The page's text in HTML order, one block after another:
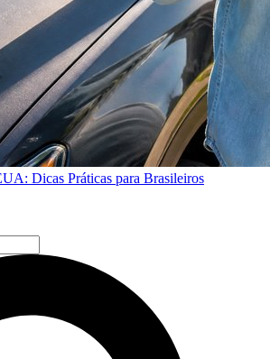
Dicas Práticas para Brasileiros